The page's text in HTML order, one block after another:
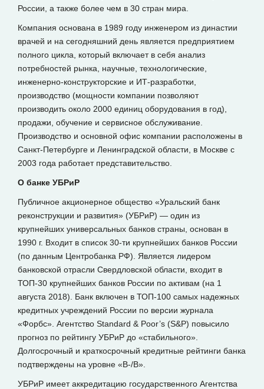
России, а также более чем в 30 стран мира.
Компания основана в 1989 году инженером из династии
врачей и на сегодняшний день является предприятием
полного цикла, который включает в себя анализ
потребностей рынка, научные, технологические,
инженерно-конструкторские и ИТ-разработки,
производство (мощности компании позволяют
производить около 2000 единиц оборудования в год),
продажи, обучение и сервисное обслуживание.
Производство и основной офис компании расположены в
Санкт-Петербурге и Ленинградской области, в Москве с
2003 года работает представительство.
О банке УБРиР
Публичное акционерное общество «Уральский банк
реконструкции и развития» (УБРиР) — один из
крупнейших универсальных банков страны, основан в
1990 г. Входит в список 30-ти крупнейших банков России
(по данным Центробанка РФ). Является лидером
банковской отрасли Свердловской области, входит в
ТОП-30 крупнейших банков России по активам (на 1
августа 2018). Банк включен в ТОП-100 самых надежных
кредитных учреждений России по версии журнала
«Форбс». Агентство Standard & Poor’s (S&P) повысило
прогноз по рейтингу УБРиР до «стабильного».
Долгосрочный и краткосрочный кредитные рейтинги банка
подтверждены на уровне «B-/B».
УБРиР имеет аккредитацию государственного Агентства